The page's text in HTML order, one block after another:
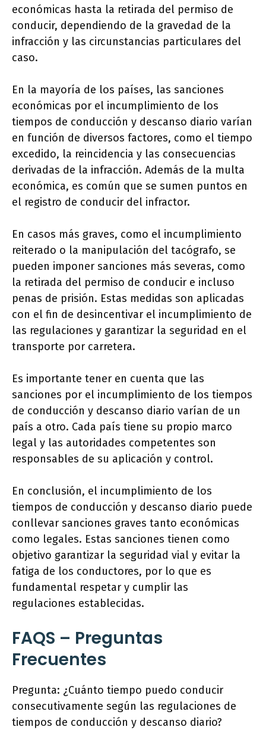
económicas hasta la retirada del permiso de
conducir, dependiendo de la gravedad de la
infracción y las circunstancias particulares del
caso.
En la mayoría de los países, las sanciones
económicas por el incumplimiento de los
tiempos de conducción y descanso diario varían
en función de diversos factores, como el tiempo
excedido, la reincidencia y las consecuencias
derivadas de la infracción. Además de la multa
económica, es común que se sumen puntos en
el registro de conducir del infractor.
En casos más graves, como el incumplimiento
reiterado o la manipulación del tacógrafo, se
pueden imponer sanciones más severas, como
la retirada del permiso de conducir e incluso
penas de prisión. Estas medidas son aplicadas
con el fin de desincentivar el incumplimiento de
las regulaciones y garantizar la seguridad en el
transporte por carretera.
Es importante tener en cuenta que las
sanciones por el incumplimiento de los tiempos
de conducción y descanso diario varían de un
país a otro. Cada país tiene su propio marco
legal y las autoridades competentes son
responsables de su aplicación y control.
En conclusión, el incumplimiento de los
tiempos de conducción y descanso diario puede
conllevar sanciones graves tanto económicas
como legales. Estas sanciones tienen como
objetivo garantizar la seguridad vial y evitar la
fatiga de los conductores, por lo que es
fundamental respetar y cumplir las
regulaciones establecidas.
FAQS – Preguntas
Frecuentes
Pregunta: ¿Cuánto tiempo puedo conducir
consecutivamente según las regulaciones de
tiempos de conducción y descanso diario?